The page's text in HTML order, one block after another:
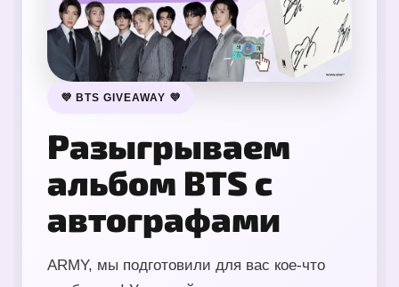
💜 BTS GIVEAWAY 💜
Разыгрываем
альбом BTS с
автографами
ARMY, мы подготовили для вас кое-что